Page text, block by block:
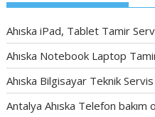
Ahıska iPad, Tablet Tamir
Ahıska Notebook Laptop
Ahıska Bilgisayar Teknik Servis
Antalya Ahıska Telefon bakım